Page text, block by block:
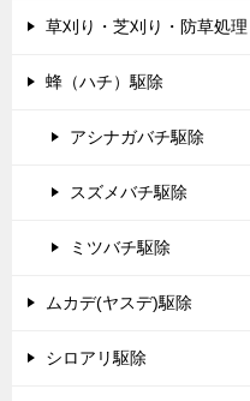
草刈り・芝刈り・防草処理
蜂（ハチ）駆除
アシナガバチ駆除
スズメバチ駆除
ミツバチ駆除
ムカデ(ヤスデ)駆除
シロアリ駆除